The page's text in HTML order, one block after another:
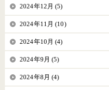
2024年12月 (5)
2024年11月 (10)
2024年10月 (4)
2024年9月 (5)
2024年8月 (4)